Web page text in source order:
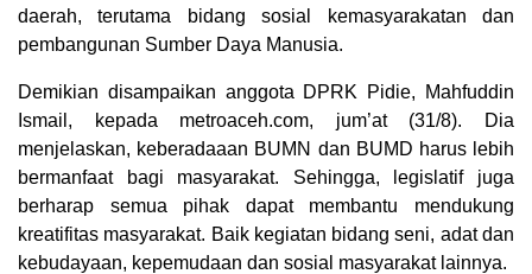
daerah, terutama bidang sosial kemasyarakatan dan
pembangunan Sumber Daya Manusia.
Demikian disampaikan anggota DPRK Pidie, Mahfuddin
Ismail, kepada metroaceh.com, jum’at (31/8). Dia
menjelaskan, keberadaaan BUMN dan BUMD harus lebih
bermanfaat bagi masyarakat. Sehingga, legislatif juga
berharap semua pihak dapat membantu mendukung
kreatifitas masyarakat. Baik kegiatan bidang seni, adat dan
kebudayaan, kepemudaan dan sosial masyarakat lainnya.